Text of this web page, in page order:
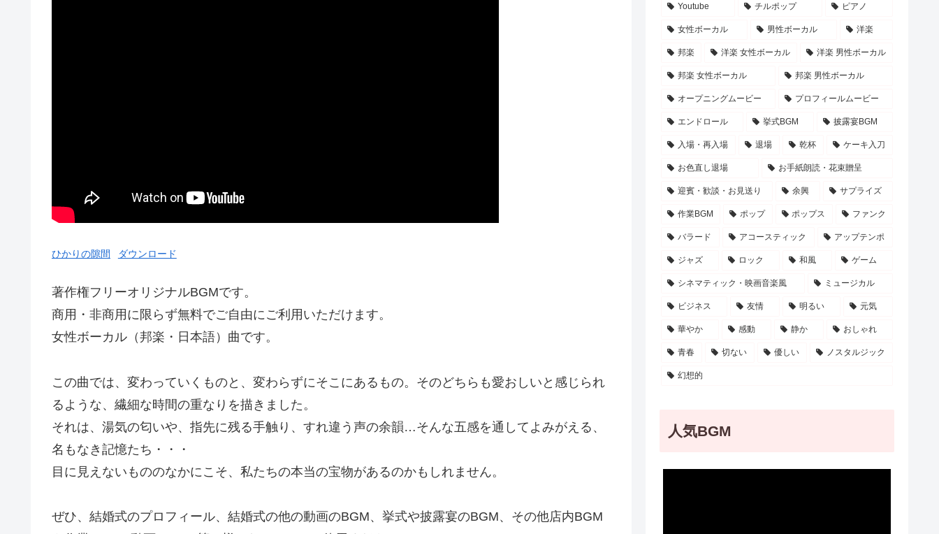
ひかりの隙間 ダウンロード
著作権フリーオリジナルBGMです。
商用・非商用に限らず無料でご自由にご利用いただけます。
女性ボーカル（邦楽・日本語）曲です。
この曲では、変わっていくものと、変わらずにそこにあるもの。そのどちらも愛おしいと感じられ
るような、繊細な時間の重なりを描きました。
それは、湯気の匂いや、指先に残る手触り、すれ違う声の余韻…そんな五感を通してよみがえる、
名もなき記憶たち・・・
目に見えないもののなかにこそ、私たちの本当の宝物があるのかもしれません。
ぜひ、結婚式のプロフィール、結婚式の他の動画のBGM、挙式や披露宴のBGM、その他店内BGM
Youtube チルポップ ピアノ
女性ボーカル 男性ボーカル 洋楽
邦楽 洋楽 女性ボーカル 洋楽 男性ボーカル
邦楽 女性ボーカル 邦楽 男性ボーカル
オープニングムービー プロフィールムービー
エンドロール 挙式BGM 披露宴BGM
入場・再入場 退場 乾杯 ケーキ入刀
お色直し退場 お手紙朗読・花束贈呈
迎賓・歓談・お見送り 余興 サプライズ
作業BGM ポップ ポップス ファンク
バラード アコースティック アップテンポ
ジャズ ロック 和風 ゲーム
シネマティック・映画音楽風 ミュージカル
ビジネス 友情 明るい 元気
華やか 感動 静か おしゃれ
青春 切ない 優しい ノスタルジック
幻想的
人気BGM